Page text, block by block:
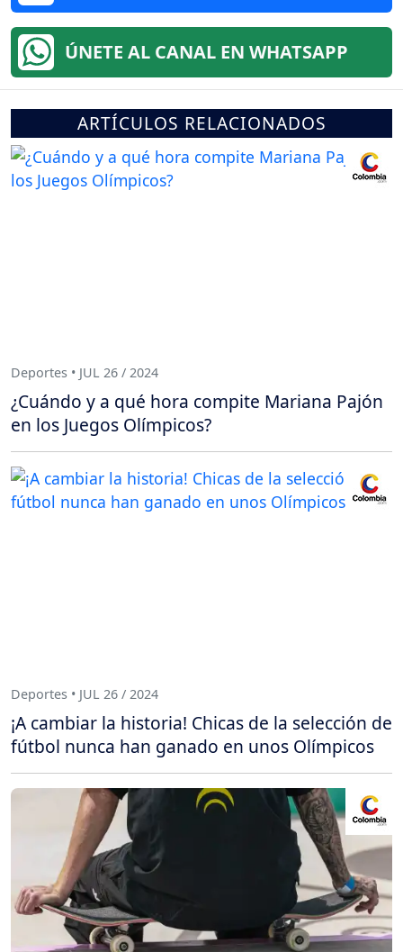
ÚNETE AL CANAL EN WHATSAPP
ARTÍCULOS RELACIONADOS
Deportes • JUL 26 / 2024
¿Cuándo y a qué hora compite Mariana Pajón
en los Juegos Olímpicos?
Deportes • JUL 26 / 2024
¡A cambiar la historia! Chicas de la selección de
fútbol nunca han ganado en unos Olímpicos